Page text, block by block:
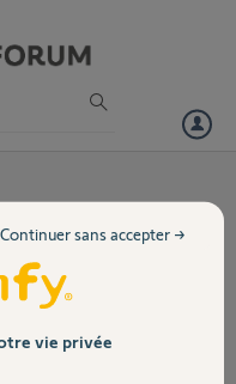
500
entre l'émetteur SOMFY
ne sont plus fabriqués.
vie privée
Continuer sans accepter →